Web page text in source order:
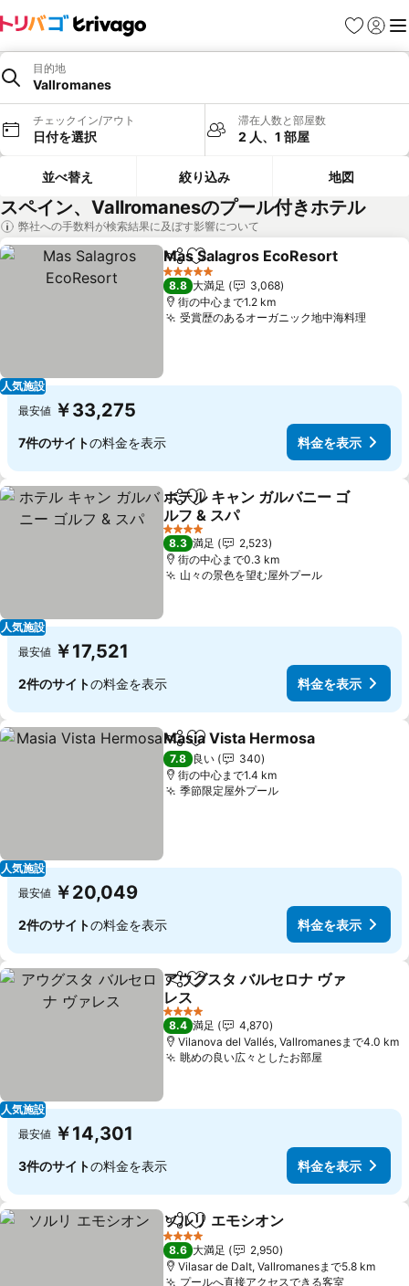
お気に入り
ログイ
メ
目的地
Vallromanes
チェックイン/アウト
日付を選択
滞在人数と部屋数
2 人、1 部屋
並べ替え 絞り込み 地図
スペイン、Vallromanesのプール付きホテル
弊社への手数料が検索結果に及ぼす影響について
人気施設
シェアお気に入りに追加
Mas Salagros EcoResort
5 ホテルのランク
8.8 大満足
3,068
街の中心まで1.2 km
受賞歴のあるオーガニック地中海料理料金
最安値 ￥33,275
7件のサイトの料金を表示 料金を表示
人気施設
シェアお気に入りに追加
ホテル キャン ガルバニー ゴ
ルフ & スパ
料金を表示
4 ホテルのランク
8.3 満足
2,523
街の中心まで0.3 km
山々の景色を望む屋外プール料金を表示
最安値 ￥17,521
2件のサイトの料金を表示 料金を表示
人気施設
シェアお気に入りに追加
Masia Vista Hermosa
7.8 良い
340
街の中心まで1.4 km
季節限定屋外プール料金を表示
最安値 ￥20,049
2件のサイトの料金を表示 料金を表示
人気施設
シェアお気に入りに追加
アウグスタ バルセロナ ヴァ
レス
料金を表示
4 ホテルのランク
8.4 満足
4,870
Vilanova del Vallés, Vallromanesまで4.0 km
眺めの良い広々としたお部屋料金を表示
最安値 ￥14,301
3件のサイトの料金を表示 料金を表示
シェアお気に入りに追加
ソルリ エモシオン
4 ホテルのランク
8.6 大満足
2,950
Vilasar de Dalt, Vallromanesまで5.8 km
プールへ直接アクセスできる客室